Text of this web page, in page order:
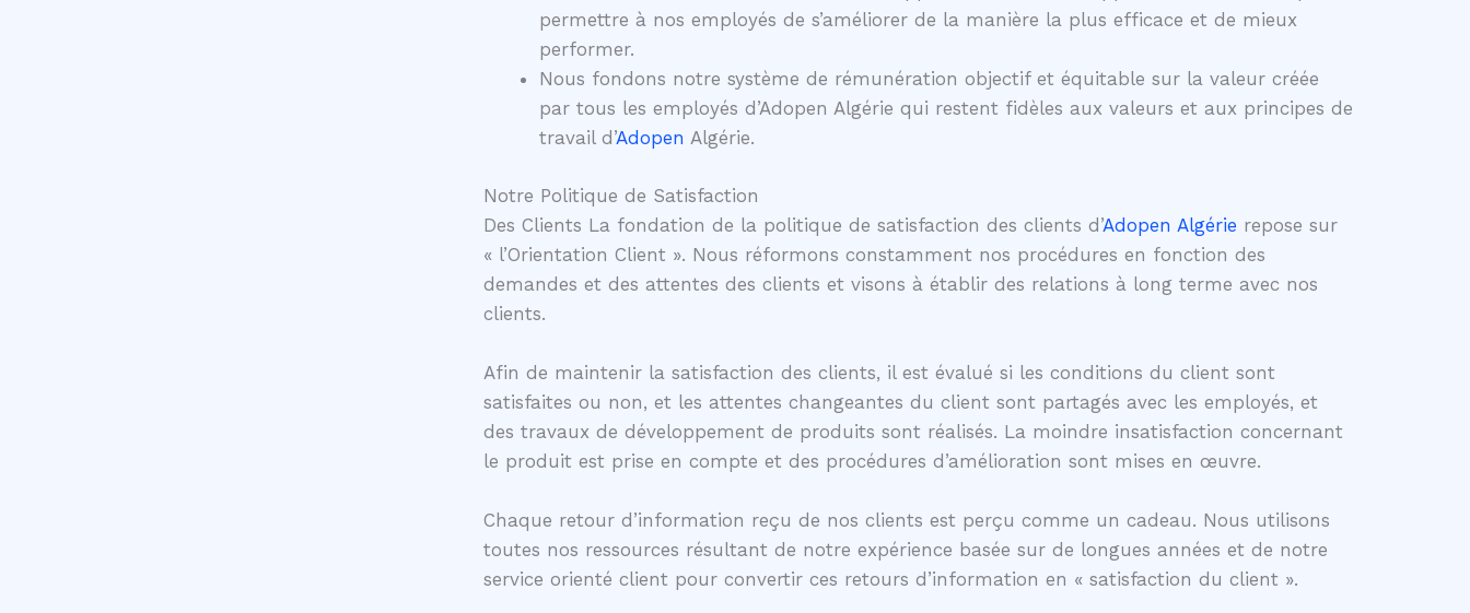
permettre à nos employés de s’améliorer de la manière la plus efficace et de mieux
performer.
Nous fondons notre système de rémunération objectif et équitable sur la valeur créée
par tous les employés d’Adopen Algérie qui restent fidèles aux valeurs et aux principes de
travail d’Adopen Algérie.
Notre Politique de Satisfaction
Des Clients La fondation de la politique de satisfaction des clients d’Adopen Algérie repose sur
« l’Orientation Client ». Nous réformons constamment nos procédures en fonction des
demandes et des attentes des clients et visons à établir des relations à long terme avec nos
clients.
Afin de maintenir la satisfaction des clients, il est évalué si les conditions du client sont
satisfaites ou non, et les attentes changeantes du client sont partagés avec les employés, et
des travaux de développement de produits sont réalisés. La moindre insatisfaction concernant
le produit est prise en compte et des procédures d’amélioration sont mises en œuvre.
Chaque retour d’information reçu de nos clients est perçu comme un cadeau. Nous utilisons
toutes nos ressources résultant de notre expérience basée sur de longues années et de notre
service orienté client pour convertir ces retours d’information en « satisfaction du client ».